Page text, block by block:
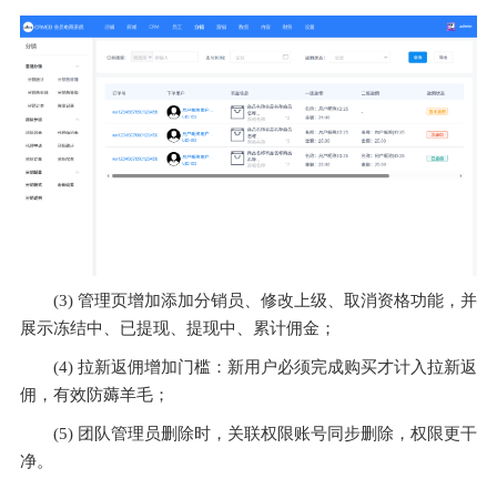
(3) 管理页增加添加分销员、修改上级、取消资格功能，并
展示冻结中、已提现、提现中、累计佣金；
(4) 拉新返佣增加门槛：新用户必须完成购买才计入拉新返
佣，有效防薅羊毛；
(5) 团队管理员删除时，关联权限账号同步删除，权限更干
净。